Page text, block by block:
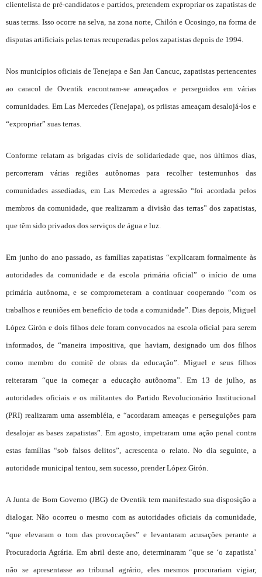
clientelista de pré-candidatos e partidos, pretendem expropriar os zapatistas de
suas terras. Isso ocorre na selva, na zona norte, Chilón e Ocosingo, na forma de
disputas artificiais pelas terras recuperadas pelos zapatistas depois de 1994.
Nos municípios oficiais de Tenejapa e San Jan Cancuc, zapatistas pertencentes
ao caracol de Oventik encontram-se ameaçados e perseguidos em várias
comunidades. Em Las Mercedes (Tenejapa), os priistas ameaçam desalojá-los e
“expropriar” suas terras.
Conforme relatam as brigadas civis de solidariedade que, nos últimos dias,
percorreram várias regiões autônomas para recolher testemunhos das
comunidades assediadas, em Las Mercedes a agressão “foi acordada pelos
membros da comunidade, que realizaram a divisão das terras” dos zapatistas,
que têm sido privados dos serviços de água e luz.
Em junho do ano passado, as famílias zapatistas “explicaram formalmente às
autoridades da comunidade e da escola primária oficial” o início de uma
primária autônoma, e se comprometeram a continuar cooperando “com os
trabalhos e reuniões em benefício de toda a comunidade”. Dias depois, Miguel
López Girón e dois filhos dele foram convocados na escola oficial para serem
informados, de “maneira impositiva, que haviam, designado um dos filhos
como membro do comitê de obras da educação”. Miguel e seus filhos
reiteraram “que ia começar a educação autônoma”. Em 13 de julho, as
autoridades oficiais e os militantes do Partido Revolucionário Institucional
(PRI) realizaram uma assembléia, e “acordaram ameaças e perseguições para
desalojar as bases zapatistas”. Em agosto, impetraram uma ação penal contra
estas famílias “sob falsos delitos”, acrescenta o relato. No dia seguinte, a
autoridade municipal tentou, sem sucesso, prender López Girón.
A Junta de Bom Governo (JBG) de Oventik tem manifestado sua disposição a
dialogar. Não ocorreu o mesmo com as autoridades oficiais da comunidade,
“que elevaram o tom das provocações” e levantaram acusações perante a
Procuradoria Agrária. Em abril deste ano, determinaram “que se ‘o zapatista’
não se apresentasse ao tribunal agrário, eles mesmos procurariam vigiar,